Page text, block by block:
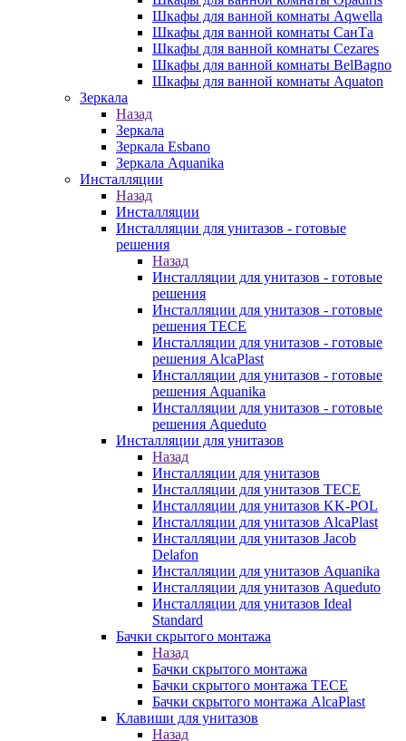
Шкафы для ванной комнаты Aqwella
Шкафы для ванной комнаты СанТа
Шкафы для ванной комнаты Cezares
Шкафы для ванной комнаты BelBagno
Шкафы для ванной комнаты Aquaton
Зеркала
Назад
Зеркала
Зеркала Esbano
Зеркала Aquanika
Инсталляции
Назад
Инсталляции
Инсталляции для унитазов - готовые
решения
Назад
Инсталляции для унитазов - готовые
решения
Инсталляции для унитазов - готовые
решения TECE
Инсталляции для унитазов - готовые
решения AlcaPlast
Инсталляции для унитазов - готовые
решения Aquanika
Инсталляции для унитазов - готовые
решения Aqueduto
Инсталляции для унитазов
Назад
Инсталляции для унитазов
Инсталляции для унитазов TECE
Инсталляции для унитазов KK-POL
Инсталляции для унитазов AlcaPlast
Инсталляции для унитазов Jacob
Delafon
Инсталляции для унитазов Aquanika
Инсталляции для унитазов Aqueduto
Инсталляции для унитазов Ideal
Standard
Бачки скрытого монтажа
Назад
Бачки скрытого монтажа
Бачки скрытого монтажа TECE
Бачки скрытого монтажа AlcaPlast
Клавиши для унитазов
Назад